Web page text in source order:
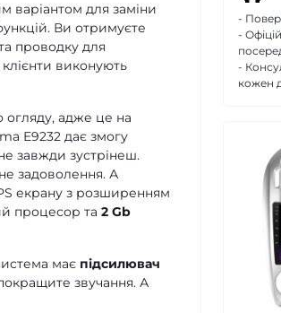
для заміни
Ви отримуєте
проводку для
виконують
огляду, адже це на
E9232 дає змогу
не завжди зустрінеш.
задоволення. А
екрану з розширенням
процесор та 2 Gb
має підсилювач
звучання. А
-
-
-
кожен